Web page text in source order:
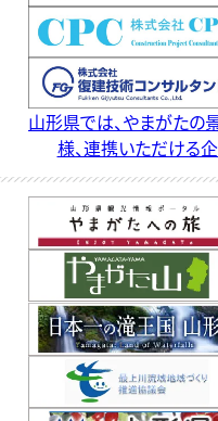
TEL.
山形県では、やまがた
様、連携いただける